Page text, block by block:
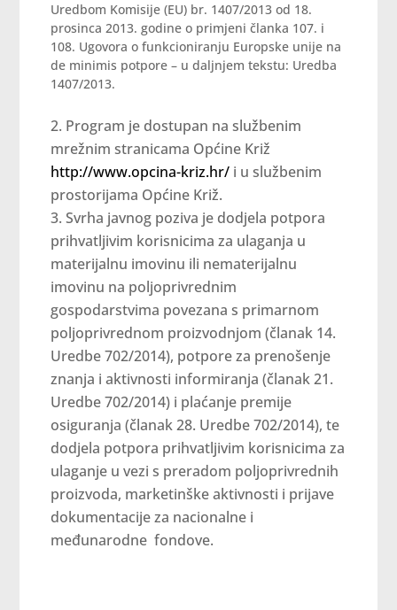
Uredbom Komisije (EU) br. 1407/2013 od 18.
prosinca 2013. godine o primjeni članka 107. i
108. Ugovora o funkcioniranju Europske unije na
de minimis potpore – u daljnjem tekstu: Uredba
1407/2013.
Program je dostupan na službenim
mrežnim stranicama Općine Križ
http://www.opcina-kriz.hr/ i u službenim
prostorijama Općine Križ.
Svrha javnog poziva je dodjela potpora
prihvatljivim korisnicima za ulaganja u
materijalnu imovinu ili nematerijalnu
imovinu na poljoprivrednim
gospodarstvima povezana s primarnom
poljoprivrednom proizvodnjom (članak 14.
Uredbe 702/2014), potpore za prenošenje
znanja i aktivnosti informiranja (članak 21.
Uredbe 702/2014) i plaćanje premije
osiguranja (članak 28. Uredbe 702/2014), te
dodjela potpora prihvatljivim korisnicima za
ulaganje u vezi s preradom poljoprivrednih
proizvoda, marketinške aktivnosti i prijave
dokumentacije za nacionalne i
međunarodne fondove.